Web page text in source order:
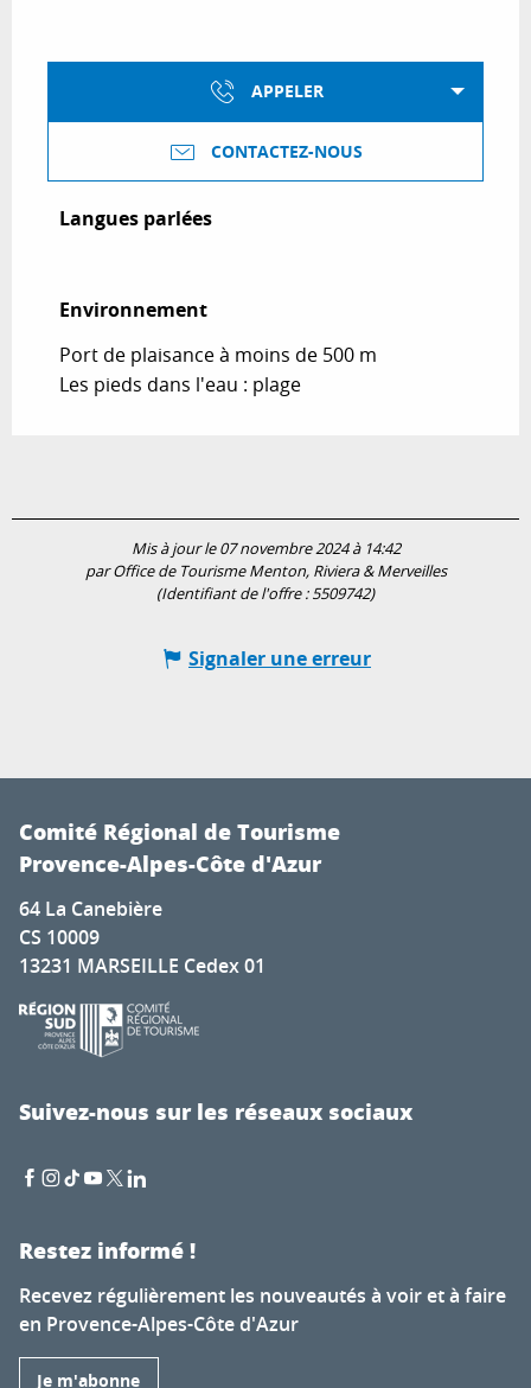
APPELER
CONTACTEZ-NOUS
Langues parlées
Langues parlées
Environnement
Environnement
Port de plaisance à moins de 500 m
Les pieds dans l'eau : plage
Mis à jour le 07 novembre 2024 à 14:42
par Office de Tourisme Menton, Riviera & Merveilles
(Identifiant de l'offre :5509742)
Signaler une erreur
Comité Régional de Tourisme
Provence-Alpes-Côte d'Azur
64 La Canebière
CS 10009
13231 MARSEILLE Cedex 01
Suivez-nous sur les réseaux sociaux
Restez informé !
Recevez régulièrement les nouveautés à voir et à faire
en Provence-Alpes-Côte d'Azur
Je m'abonne